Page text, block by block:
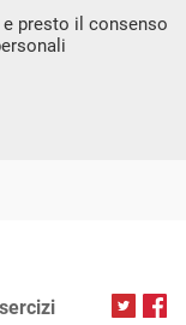
e presto il consenso